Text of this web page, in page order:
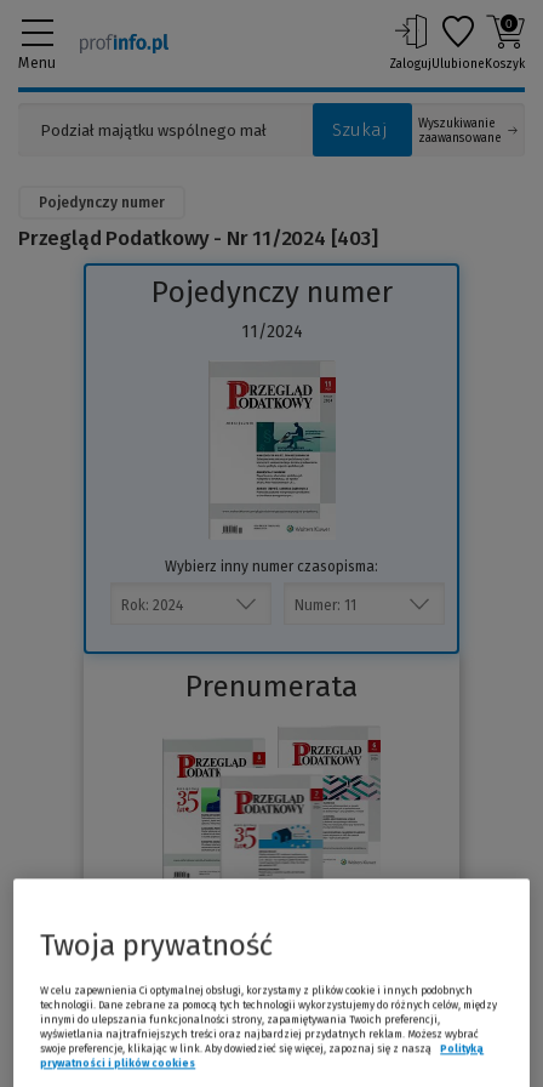
Menu
Szukaj
Wyszukiwanie
zaawansowane
ZalogujUlubione
0
Koszyk
Pojedynczy numer
Przegląd Podatkowy - Nr 11/2024 [403]
Pojedynczy numer
11/2024
do
Wybierz inny numer czasopisma:
Prenumerata
Sprawdź
Twoja prywatność
W celu zapewnienia Ci optymalnej obsługi, korzystamy z plików cookie i innych podobnych
technologii. Dane zebrane za pomocą tych technologii wykorzystujemy do różnych celów, między
innymi do ulepszania funkcjonalności strony, zapamiętywania Twoich preferencji,
wyświetlania najtrafniejszych treści oraz najbardziej przydatnych reklam. Możesz wybrać
swoje preferencje, klikając w link. Aby dowiedzieć się więcej, zapoznaj się z naszą
Polityką
prywatności i plików cookies